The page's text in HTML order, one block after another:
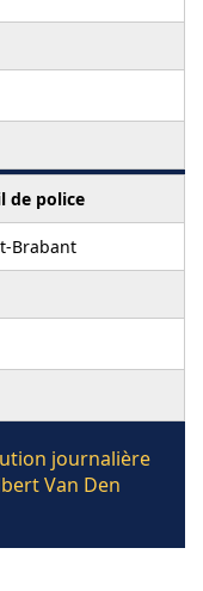
de police
Brabant
journalière
Van Den